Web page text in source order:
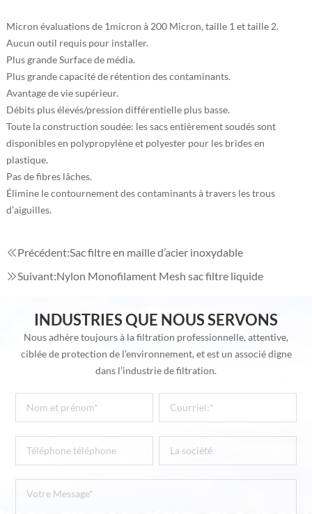
Micron évaluations de 1micron à 200 Micron, taille 1 et taille 2.
Aucun outil requis pour installer.
Plus grande Surface de média.
Plus grande capacité de rétention des contaminants.
Avantage de vie supérieur.
Débits plus élevés/pression différentielle plus basse.
Toute la construction soudée: les sacs entièrement soudés sont
disponibles en polypropylène et polyester pour les brides en
plastique.
Pas de fibres lâches.
Élimine le contournement des contaminants à travers les trous
d’aiguilles.
Précédent:Sac filtre en maille d’acier inoxydable
Suivant:Nylon Monofilament Mesh sac filtre liquide
INDUSTRIES QUE NOUS SERVONS
Nous adhère toujours à la filtration professionnelle, attentive,
ciblée de protection de l’environnement, et est un associé digne
dans l’industrie de filtration.